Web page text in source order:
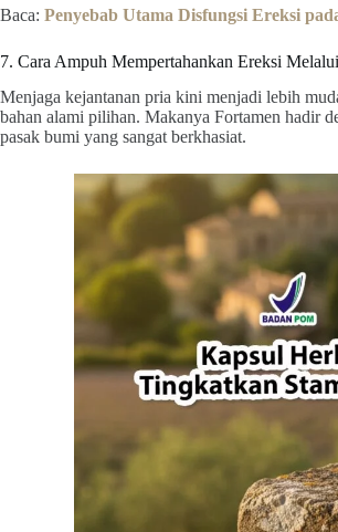
Baca: Penyebab Utama Disfungsi Ereksi
7. Cara Ampuh Mempertahankan Ereksi
Menjaga kejantanan pria kini menjadi lebih
bahan alami pilihan. Makanya Fortamen hadir
pasak bumi yang sangat berkhasiat.